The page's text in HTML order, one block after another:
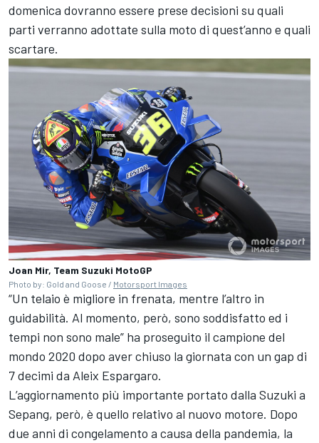
domenica dovranno essere prese decisioni su quali
parti verranno adottate sulla moto di quest’anno e quali
scartare.
Joan Mir, Team Suzuki MotoGP
Photo by: Gold and Goose / Motorsport Images
“Un telaio è migliore in frenata, mentre l’altro in
guidabilità. Al momento, però, sono soddisfatto ed i
tempi non sono male” ha proseguito il campione del
mondo 2020 dopo aver chiuso la giornata con un gap di
7 decimi da Aleix Espargaro.
L’aggiornamento più importante portato dalla Suzuki a
Sepang, però, è quello relativo al nuovo motore. Dopo
due anni di congelamento a causa della pandemia, la